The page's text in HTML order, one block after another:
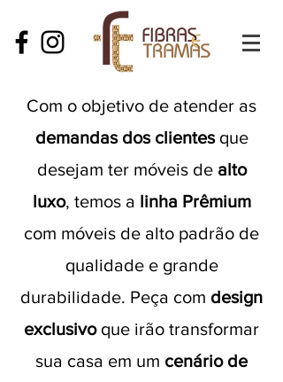
Com o objetivo de atender as
demandas dos clientesque
desejam ter móveis de alto
luxo, temos a linha Prêmium
com móveis de alto padrão de
qualidade e grande
durabilidade. Peça com design
exclusivoque irão transformar
sua casa em um cenário de